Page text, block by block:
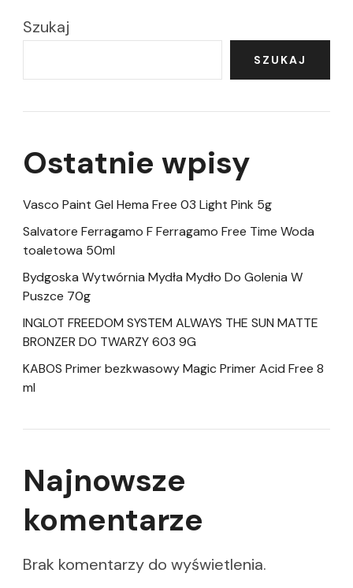
Szukaj
SZUKAJ
Ostatnie wpisy
Vasco Paint Gel Hema Free 03 Light Pink 5g
Salvatore Ferragamo F Ferragamo Free Time Woda
toaletowa 50ml
Bydgoska Wytwórnia Mydła Mydło Do Golenia W
Puszce 70g
INGLOT FREEDOM SYSTEM ALWAYS THE SUN MATTE
BRONZER DO TWARZY 603 9G
KABOS Primer bezkwasowy Magic Primer Acid Free 8
ml
Najnowsze
komentarze
Brak komentarzy do wyświetlenia.